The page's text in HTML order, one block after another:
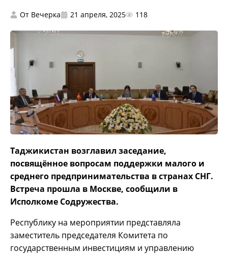
От Вечерка 21 апреля, 2025 118
Таджикистан возглавил заседание,
посвящённое вопросам поддержки малого и
среднего предпринимательства в странах СНГ.
Встреча прошла в Москве, сообщили в
Исполкоме Содружества.
Республику на мероприятии представляла
заместитель председателя Комитета по
государственным инвестициям и управлению